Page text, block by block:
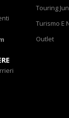
Touring
Turismo E
Outlet